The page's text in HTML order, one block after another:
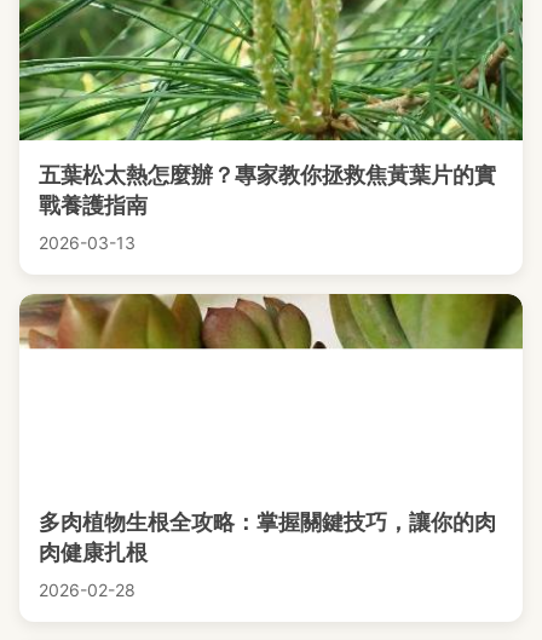
五葉松太熱怎麼辦？專家教你拯救焦黃葉片的實
戰養護指南
2026-03-13
多肉植物生根全攻略：掌握關鍵技巧，讓你的肉
肉健康扎根
2026-02-28